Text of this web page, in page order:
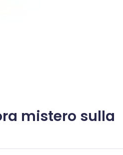
mistero sulla